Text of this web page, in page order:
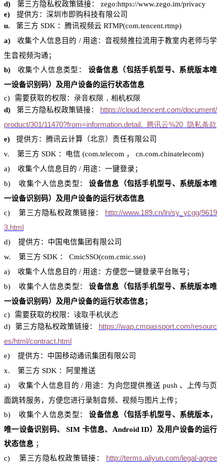
d) 第三方隐私权政策链接： zego:https://www.zego.im/privacy
e)
提供方：深圳市即购科技有限公司
u.
第三方 SDK ： 腾讯视频云 RTMP(com.tencent.rtmp)
a)
收集个人信息目的 / 用途：音视频推拉流用于教室内老师与学
生音视频沟通；
b)
收集个人信息类型：
设备信息（包括手机型号、系统版本唯
一设备识别码）及用户设备的运行状态信息
c)
需要获取的权限： 录音权限，相机权限
d) 第三方隐私权政策链接：
https://cloud.tencent.com/document/
product/301/11470?from=information.detail.
腾讯云%20
隐私条款
e)
提供方： 腾讯云计算（北京）责任有限公司
v.
第三方 SDK ：电信 (com.telecom ， cn.com.chinatelecom)
a)
收集个人信息目的 / 用途：一键登录；
b)
收集个人信息类型：
设备信息（包括手机型号、系统版本唯
一设备识别码）及用户设备的运行状态信息
c)
第三方隐私权政策链接：
http://www.189.cn/ln/sy_ycgg/9619
3.html
d)
提供方：中国电信集团有限公司
w.
第三方 SDK ： CmicSSO(com.cmic.sso)
a)
收集个人信息目的 / 用途：方便您一键登录平台账号；
b)
收集个人信息类型：
设备信息（包括手机型号、系统版本唯
一设备识别码）及用户设备的运行状态信息；
c)
需要获取的权限： 读取手机状态
d)
第三方隐私权政策链接：
https://wap.cmpassport.com/resourc
es/html/contract.html
e)
提供方：中国移动通讯集团有限公司
x.
第三方 SDK ：阿里推送
a)
收集个人信息目的 / 用途：为向您提供推送 push 、上传与页
面跳转服务，方便您进行录制音频、视频与图片上传；
b)
收集个人信息类型：
设备信息（包括手机型号、系统版本，
唯一设备识别码、
SIM 卡信息、 Android ID）及用户设备的运行
状态信息 ；
c)
第三方隐私权政策链接：
http://terms.aliyun.com/legal-agree